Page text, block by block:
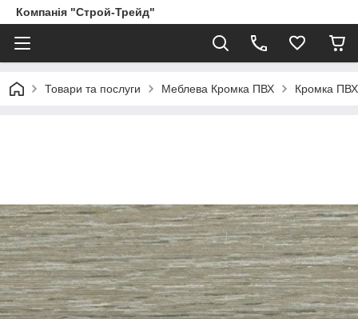
Компанія "Строй-Трейд"
Товари та послуги Меблева Кромка ПВХ Кромка